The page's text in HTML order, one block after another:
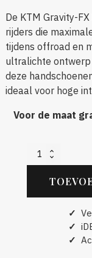
De KTM Gravity-
rijders die
tijdens offroad en
ultralichte ontwerp
deze
ideaal voor hoge
Voor de maat
KTM
Gravity-
Gloves
✓
✓
✓